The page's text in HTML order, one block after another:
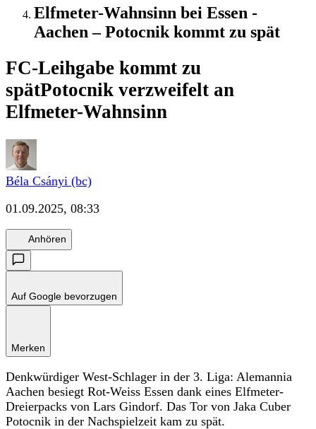
Elfmeter-Wahnsinn bei Essen -
Aachen – Potocnik kommt zu spät
FC-Leihgabe kommt zu
spätPotocnik verzweifelt an
Elfmeter-Wahnsinn
Béla Csányi (bc)
01.09.2025, 08:33
Anhören
Auf Google bevorzugen
Merken
Denkwürdiger West-Schlager in der 3. Liga: Alemannia
Aachen besiegt Rot-Weiss Essen dank eines Elfmeter-
Dreierpacks von Lars Gindorf. Das Tor von Jaka Cuber
Potocnik in der Nachspielzeit kam zu spät.